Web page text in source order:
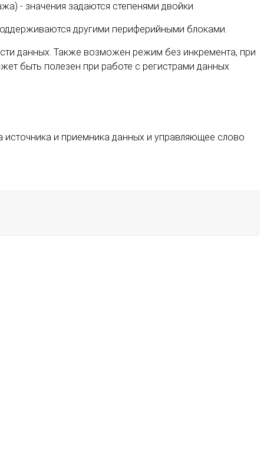
- значения задаются степенями двойки.
другими периферийными блоками.
данных. Также возможен режим без инкремента, при
быть полезен при работе с регистрами данных
источника и приемника данных и управляющее слово